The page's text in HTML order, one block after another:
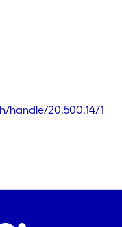
handle/20.500.1471